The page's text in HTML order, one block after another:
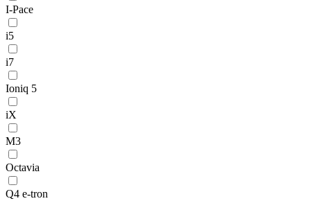
I-Pace
i5
i7
Ioniq 5
iX
M3
Octavia
Q4 e-tron